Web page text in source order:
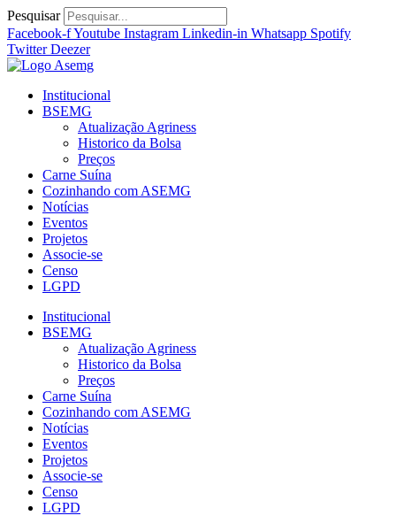
Ir
para
o
conteúdo
Pesquisar
Facebook-fYoutube Instagram Linkedin-in Whatsapp Spotify
Twitter Deezer
Institucional
BSEMG
Atualização Agriness
Historico da Bolsa
Preços
Carne Suína
Cozinhando com ASEMG
Notícias
Eventos
Projetos
Associe-se
Censo
LGPD
Institucional
BSEMG
Atualização Agriness
Historico da Bolsa
Preços
Carne Suína
Cozinhando com ASEMG
Notícias
Eventos
Projetos
Associe-se
Censo
LGPD